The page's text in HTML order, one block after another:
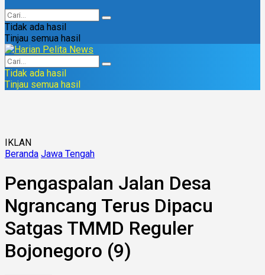
Tidak ada hasil
Tinjau semua hasil
Tidak ada hasil
Tinjau semua hasil
IKLAN
Beranda Jawa Tengah
Pengaspalan Jalan Desa
Ngrancang Terus Dipacu
Satgas TMMD Reguler
Bojonegoro (9)